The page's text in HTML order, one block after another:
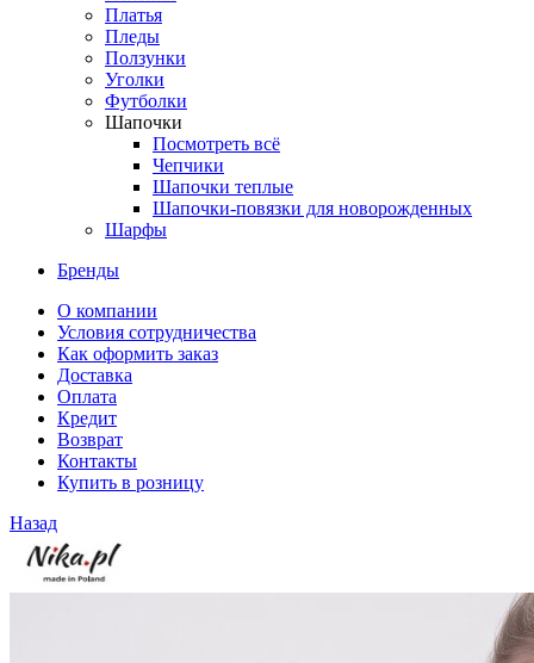
Платья
Пледы
Ползунки
Уголки
Футболки
Шапочки
Посмотреть всё
Чепчики
Шапочки теплые
Шапочки-повязки для новорожденных
Шарфы
Бренды
О компании
Условия сотрудничества
Как оформить заказ
Доставка
Оплата
Кредит
Возврат
Контакты
Купить в розницу
Назад